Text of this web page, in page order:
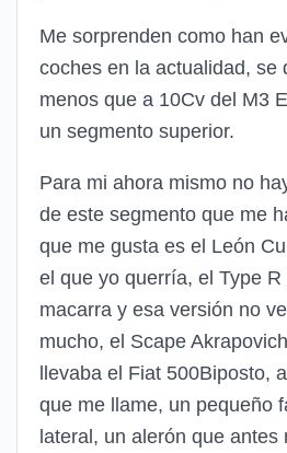
Me sorprenden como han
coches en la actualidad, se
menos que a 10Cv del M3
un segmento superior.
Para mi ahora mismo no
de este segmento que me
que me gusta es el León
el que yo querría, el Type
macarra y esa versión no
mucho, el Scape
llevaba el Fiat 500Biposto,
que me llame, un pequeño
lateral, un alerón que